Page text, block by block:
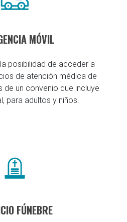
MÓVIL
posibilidad de acceder a
de atención médica de
de un convenio que incluye
para adultos y niños.
FÚNEBRE